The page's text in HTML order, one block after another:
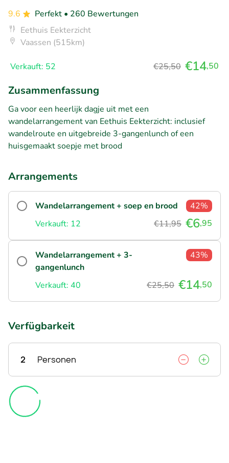
9.6 Perfekt • 260 Bewertungen
Eethuis Eekterzicht
Vaassen (515km)
Verkauft: 52 €25,50 €14,50
Zusammenfassung
Ga voor een heerlijk dagje uit met een
wandelarrangement van Eethuis Eekterzicht: inclusief
wandelroute en uitgebreide 3-gangenlunch of een
huisgemaakt soepje met brood
Arrangements
Wandelarrangement + soep en brood
42%
Verkauft: 12
€11,95 €6,95
Wandelarrangement + 3-
gangenlunch
43%
Verkauft: 40 €25,50 €14,50
Verfügbarkeit
2 Personen